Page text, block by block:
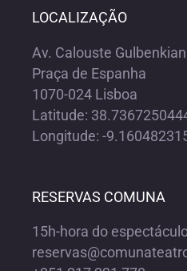
LOCALIZAÇÃO
Av. Calouste Gulbenkian
Praça de Espanha
1070-024 Lisboa
Latitude:
Longitude: -
RESERVAS COMUNA
15h-hora do